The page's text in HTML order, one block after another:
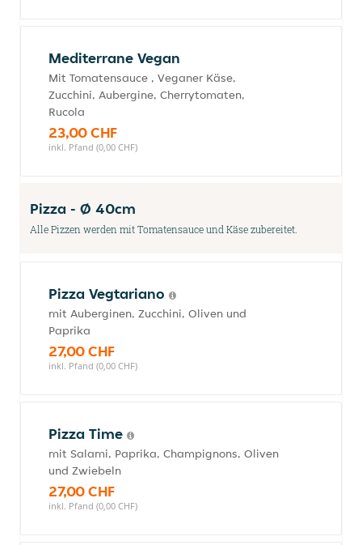
Mediterrane Vegan
Mit Tomatensauce , Veganer Käse,
Zucchini, Aubergine, Cherrytomaten,
Rucola
23,00 CHF
inkl. Pfand (0,00 CHF)
Pizza - Ø 40cm
Alle Pizzen werden mit Tomatensauce und Käse zubereitet.
Pizza Vegtariano
mit Auberginen, Zucchini, Oliven und
Paprika
27,00 CHF
inkl. Pfand (0,00 CHF)
Pizza Time
mit Salami, Paprika, Champignons, Oliven
und Zwiebeln
27,00 CHF
inkl. Pfand (0,00 CHF)